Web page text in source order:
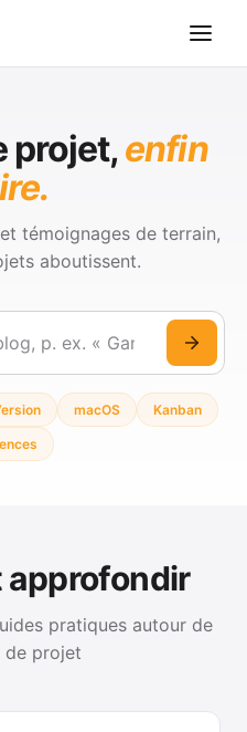
projet,enfin
témoignages de terrain,
aboutissent.
macOS Kanban
pratiques autour de
de projet